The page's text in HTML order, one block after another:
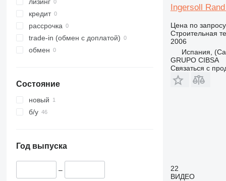
326
329
330
336
349
350
365
395
JZ
NXT
S-Series
TM
лизинг
кредит
рассрочка
trade-in (обмен с доплатой)
обмен
Состояние
новый
б/у
Год выпуска
–
Ingersoll
Цена по запросу
Строительная
2006
Испания,
GRUPO CIBSA
Связаться с
22
ВИДЕО